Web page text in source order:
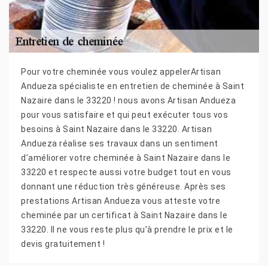
Pour votre cheminée vous voulez appelerArtisan
Andueza spécialiste en entretien de cheminée à Saint
Nazaire dans le 33220 ! nous avons Artisan Andueza
pour vous satisfaire et qui peut exécuter tous vos
besoins à Saint Nazaire dans le 33220. Artisan
Andueza réalise ses travaux dans un sentiment
d’améliorer votre cheminée à Saint Nazaire dans le
33220 et respecte aussi votre budget tout en vous
donnant une réduction très généreuse. Après ses
prestations Artisan Andueza vous atteste votre
cheminée par un certificat à Saint Nazaire dans le
33220. Il ne vous reste plus qu’à prendre le prix et le
devis gratuitement !